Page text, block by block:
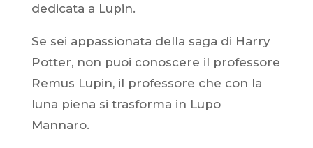
dedicata a Lupin.
Se sei appassionata della saga di Harry
Potter, non puoi conoscere il professore
Remus Lupin, il professore che con la
luna piena si trasforma in Lupo
Mannaro.